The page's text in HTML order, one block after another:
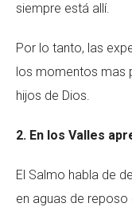
siempre está allí.
Por lo tanto, las
los momentos mas
hijos de Dios.
2. En los Valles
El Salmo habla de
en aguas de